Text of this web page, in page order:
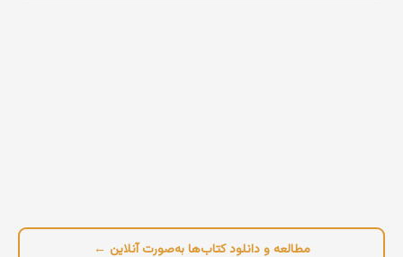
مطالعه و دانلود کتاب‌ها به‌صورت آنلاین ←